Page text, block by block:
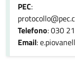
PEC:
Telefono: 030
Email: